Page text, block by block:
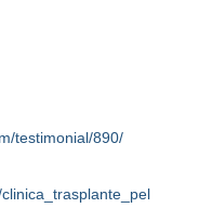
testimonial/890/